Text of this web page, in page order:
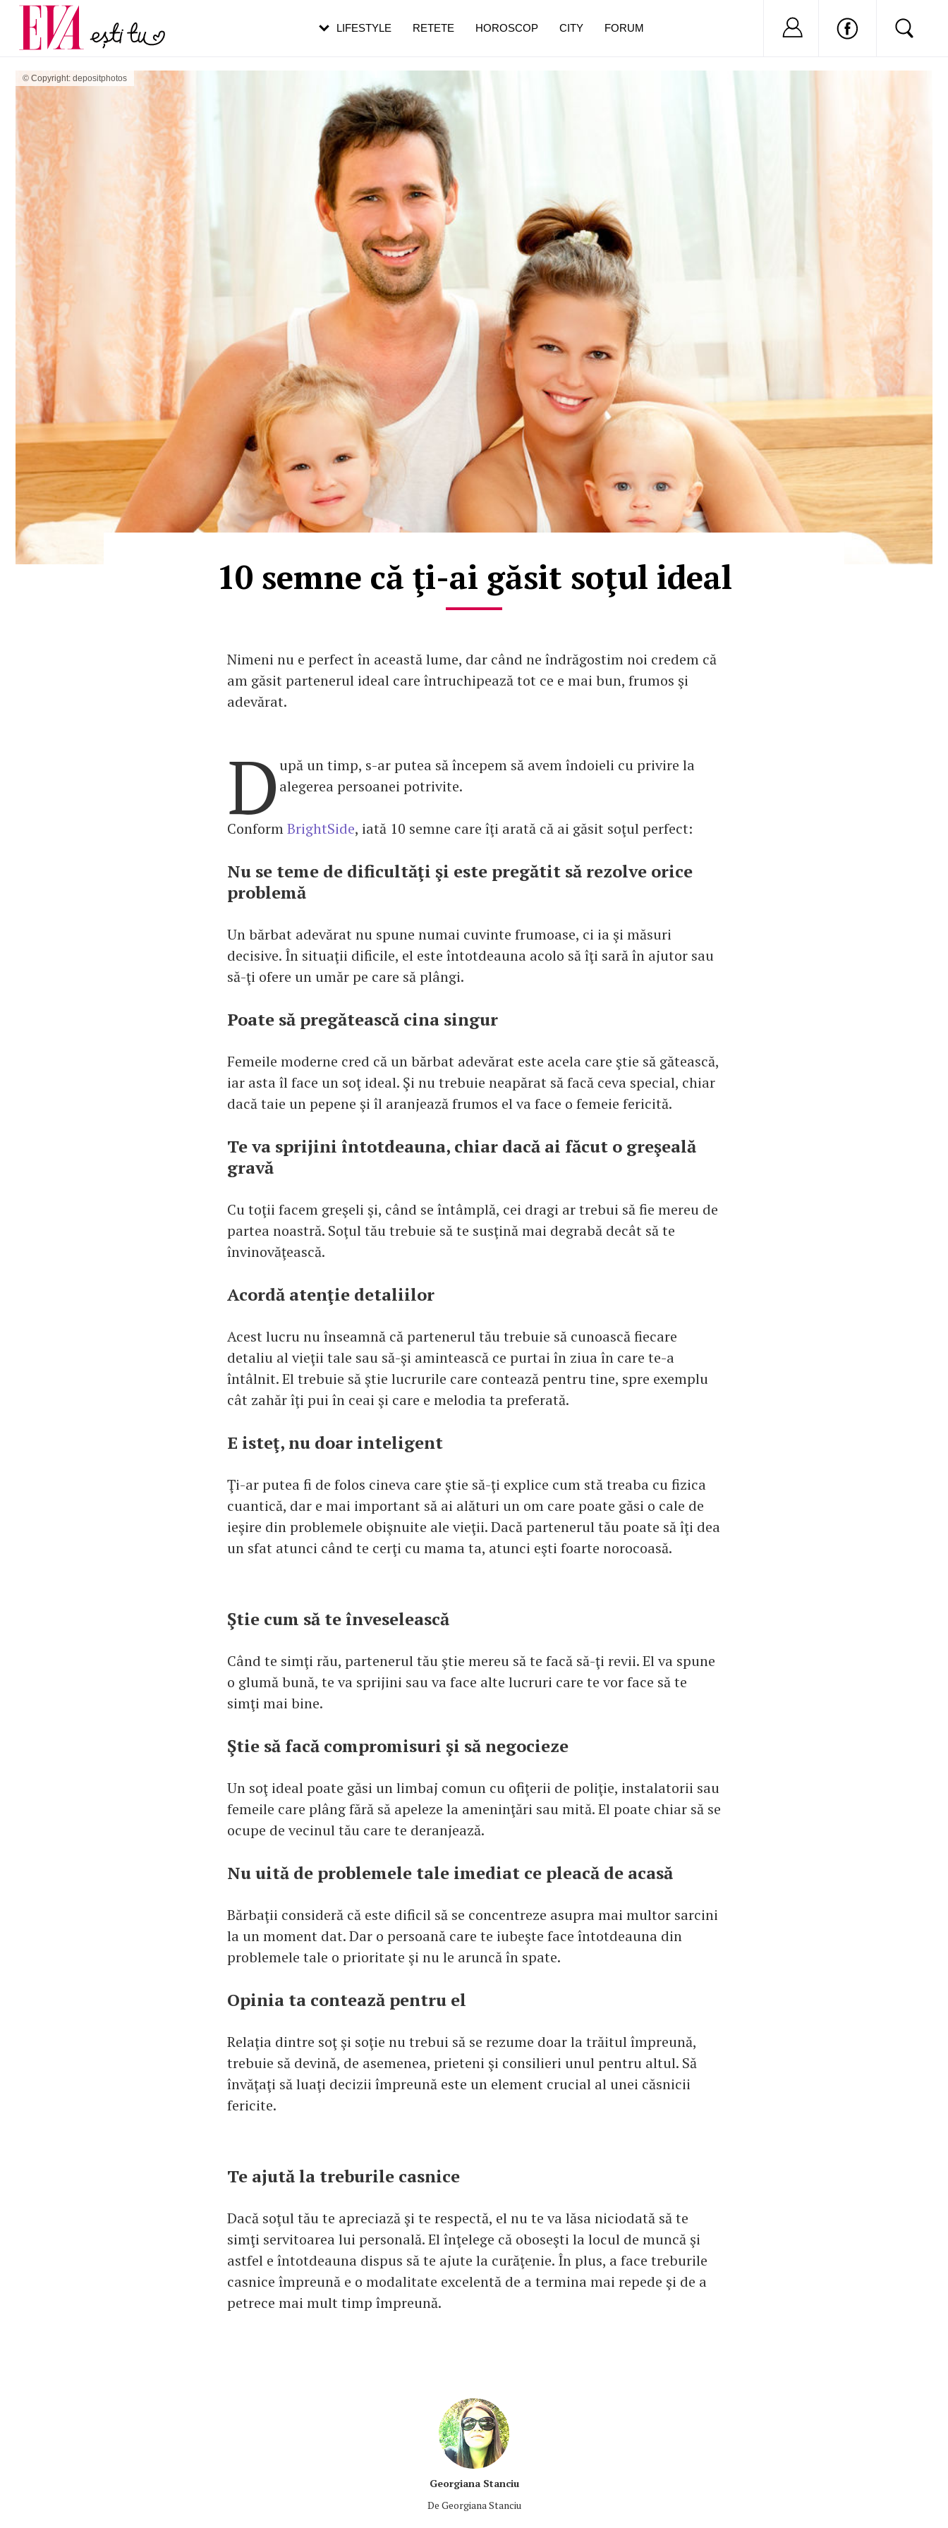
© Copyright: depositphotos
10 semne că ţi-ai găsit soţul ideal
Nimeni nu e perfect în această lume, dar când ne îndrăgostim noi credem că
am găsit partenerul ideal care întruchipează tot ce e mai bun, frumos şi
adevărat.
D upă un timp, s-ar putea să începem să avem îndoieli cu privire la
alegerea persoanei potrivite.
ConformBrightSide, iată 10 semne care îţi arată că ai găsit soţul perfect:
Nu se teme de dificultăţi şi este pregătit să rezolve orice
problemă
Un bărbat adevărat nu spune numai cuvinte frumoase, ci ia şi măsuri
decisive. În situaţii dificile, el este întotdeauna acolo să îţi sară în ajutor sau
să-ţi ofere un umăr pe care să plângi.
Poate să pregătească cina singur
Femeile moderne cred că un bărbat adevărat este acela care ştie să gătească,
iar asta îl face un soţ ideal. Şi nu trebuie neapărat să facă ceva special, chiar
dacă taie un pepene şi îl aranjează frumos el va face o femeie fericită.
Te va sprijini întotdeauna, chiar dacă ai făcut o greşeală
gravă
Cu toţii facem greşeli şi, când se întâmplă, cei dragi ar trebui să fie mereu de
partea noastră. Soţul tău trebuie să te susţină mai degrabă decât să te
învinovăţească.
Acordă atenţie detaliilor
Acest lucru nu înseamnă că partenerul tău trebuie să cunoască fiecare
detaliu al vieţii tale sau să-şi amintească ce purtai în ziua în care te-a
întâlnit. El trebuie să ştie lucrurile care contează pentru tine, spre exemplu
cât zahăr îţi pui în ceai şi care e melodia ta preferată.
E isteţ, nu doar inteligent
Ţi-ar putea fi de folos cineva care ştie să-ţi explice cum stă treaba cu fizica
cuantică, dar e mai important să ai alături un om care poate găsi o cale de
ieşire din problemele obişnuite ale vieţii. Dacă partenerul tău poate să îţi dea
un sfat atunci când te cerţi cu mama ta, atunci eşti foarte norocoasă.
Ştie cum să te înveselească
Când te simţi rău, partenerul tău ştie mereu să te facă să-ţi revii. El va spune
o glumă bună, te va sprijini sau va face alte lucruri care te vor face să te
simţi mai bine.
Ştie să facă compromisuri şi să negocieze
Un soţ ideal poate găsi un limbaj comun cu ofiţerii de poliţie, instalatorii sau
femeile care plâng fără să apeleze la ameninţări sau mită. El poate chiar să se
ocupe de vecinul tău care te deranjează.
Nu uită de problemele tale imediat ce pleacă de acasă
Bărbaţii consideră că este dificil să se concentreze asupra mai multor sarcini
la un moment dat. Dar o persoană care te iubeşte face întotdeauna din
problemele tale o prioritate şi nu le aruncă în spate.
Opinia ta contează pentru el
Relaţia dintre soţ şi soţie nu trebui să se rezume doar la trăitul împreună,
trebuie să devină, de asemenea, prieteni şi consilieri unul pentru altul. Să
învăţaţi să luaţi decizii împreună este un element crucial al unei căsnicii
fericite.
Te ajută la treburile casnice
Dacă soţul tău te apreciază şi te respectă, el nu te va lăsa niciodată să te
simţi servitoarea lui personală. El înţelege că oboseşti la locul de muncă şi
astfel e întotdeauna dispus să te ajute la curăţenie. În plus, a face treburile
casnice împreună e o modalitate excelentă de a termina mai repede şi de a
petrece mai mult timp împreună.
Georgiana Stanciu
De Georgiana Stanciu
LIFESTYLE RETETE HOROSCOP CITY FORUM Nu ai cont?
Carieră
Actualitate
pe măsură ce înaintezi în vârstă